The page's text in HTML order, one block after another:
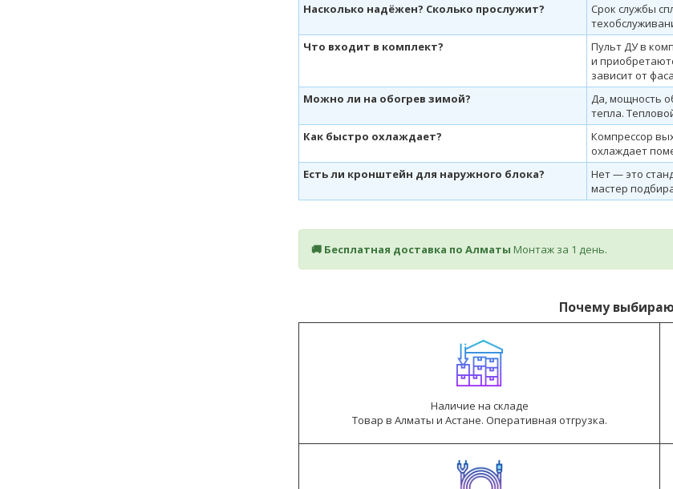
Насколько надёжен? Сколько прослужит?
Срок службы
Что входит в комплект?
Пульт ДУ в
и
зависит от
Можно ли на обогрев зимой?
Да, мощность
тепла.
Как быстро охлаждает?
Компрессор
охлаждает
Есть ли кронштейн для наружного блока?
Нет — это
мастер
🚚 Бесплатная доставка по Алматы Монтаж за 1 день.
Почему
Наличие на складе
Товар в Алматы и Астане. Оперативная отгрузка.